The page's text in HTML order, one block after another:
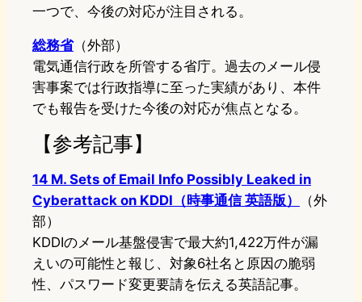
一つで、今後の対応が注目される。
総務省（外部）
電気通信行政を所管する省庁。過去のメール侵
害事案では行政指導に至った実績があり、本件
でも報告を受けた今後の対応が焦点となる。
【参考記事】
14 M. Sets of Email Info Possibly Leaked in
Cyberattack on KDDI（時事通信 英語版）
（外
部）
KDDIのメール基盤侵害で最大約1,422万件が漏
えいの可能性と報じ、対象6社名と原因の脆弱
性、パスワード変更要請を伝える英語記事。